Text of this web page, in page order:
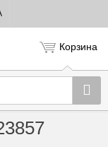
Корзина